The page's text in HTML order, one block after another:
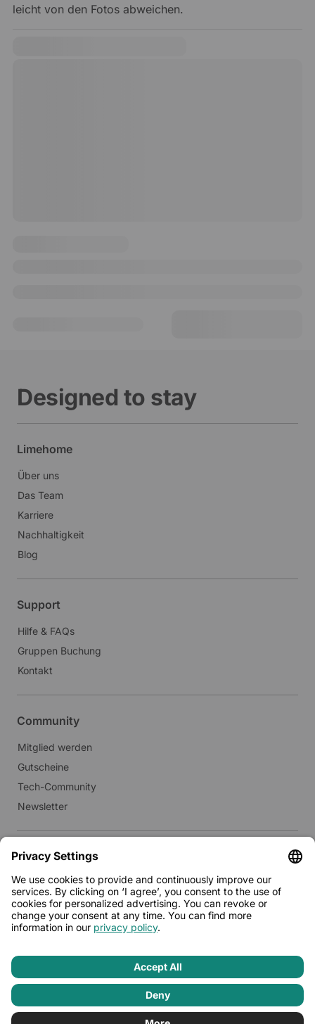
leicht von den Fotos abweichen.
Designed to stay
Limehome
Über uns
Das Team
Karriere
Nachhaltigkeit
Blog
Support
Hilfe & FAQs
Gruppen Buchung
Kontakt
Community
Mitglied werden
Gutscheine
Tech-Community
Newsletter
Real Estate
Vermieten an Limehome
Presse
AGB